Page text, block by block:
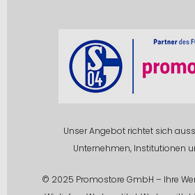
Unser Angebot richtet sich
Unternehmen, Institutionen
© 2025 Promostore GmbH – Ihre